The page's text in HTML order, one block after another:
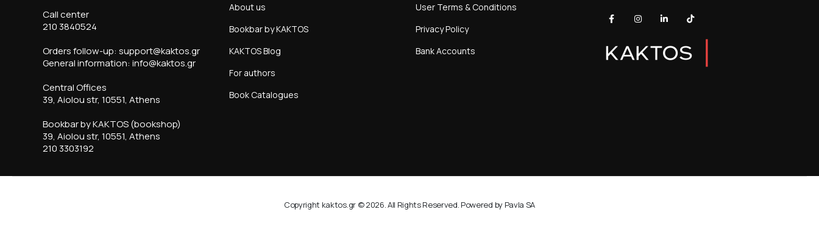
Call center
210 3840524
Orders follow-up: support@kaktos.gr
General information: info@kaktos.gr
Central Offices
39, Aiolou str, 10551, Athens
Bookbar by KAKTOS (bookshop)
39, Aiolou str, 10551, Athens
210 3303192
About us
Bookbar by KAKTOS
KAKTOS Blog
For authors
Book Catalogues
User Terms & Conditions
Privacy Policy
Bank Accounts
Copyright kaktos.gr © 2026. All Rights Reserved. Powered by Pavla SA